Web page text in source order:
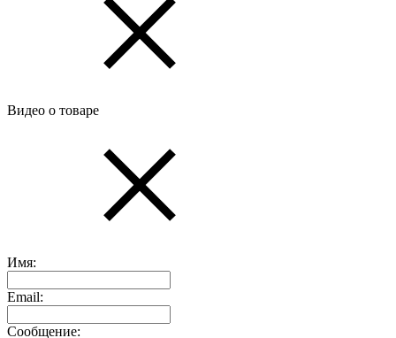
Видео о товаре
Имя:
Email:
Сообщение: